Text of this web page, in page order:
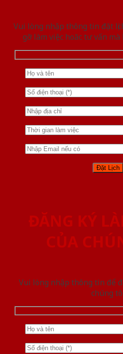
Vui lòng nhập thông tin đặt
gỡ làm việc hoăc tư vấn
ĐĂNG KÝ
CỦA
Vui lòng nhập thông tin để
chúng